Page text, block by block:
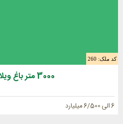
کد ملک: 260
3000 متر باغ ویلا در شهریار
6 الی 6/500 میلیارد